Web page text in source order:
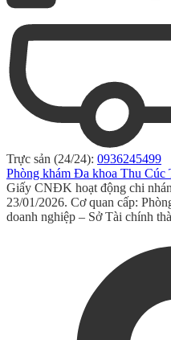
Trực sản (24/24): 0936245499
Phòng khám Đa khoa Thu Cúc
Giấy CNĐK hoạt động chi
23/01/2026. Cơ quan cấp:
doanh nghiệp – Sở Tài chính